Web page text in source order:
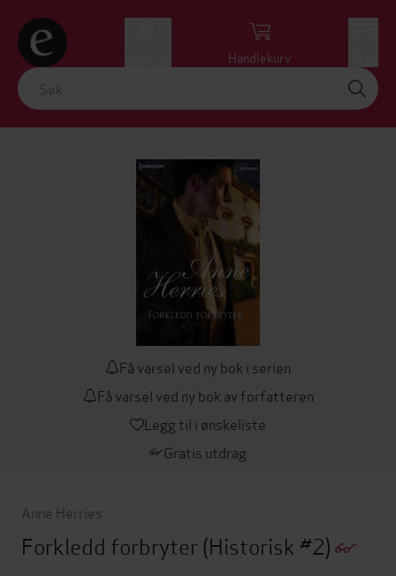
Handlekurv
Få varsel ved ny bok i serien
Få varsel ved ny bok av forfatteren
Legg til i ønskeliste
Gratis utdrag
Anne Herries
Forkledd forbryter(Historisk #2)